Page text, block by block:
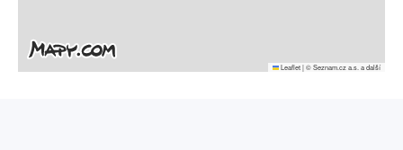
Leaflet|© Seznam.cz a.s. a další